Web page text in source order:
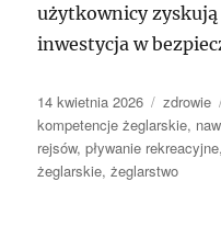
użytkownicy
inwestycja w
Data
publikacji
14 kwietnia 2026 zdrowie
kompetencje żeglarskie,
rejsów,pływanie rekreacyjne
żeglarskie,żeglarstwo